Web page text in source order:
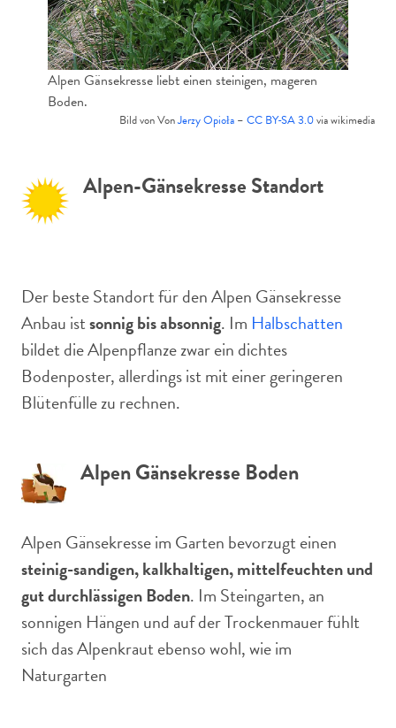
Alpen Gänsekresse liebt einen steinigen, mageren
Boden.
Bild von VonJerzy Opioła – CC BY-SA 3.0via wikimedia
Alpen-Gänsekresse Standort
Der beste Standort für den Alpen Gänsekresse
Anbau istsonnig bis absonnig. Im Halbschatten
bildet die Alpenpflanze zwar ein dichtes
Bodenposter, allerdings ist mit einer geringeren
Blütenfülle zu rechnen.
Alpen Gänsekresse Boden
Alpen Gänsekresse im Garten bevorzugt einen
steinig-sandigen, kalkhaltigen, mittelfeuchten und
gut durchlässigen Boden. Im Steingarten, an
sonnigen Hängen und auf der Trockenmauer fühlt
sich das Alpenkraut ebenso wohl, wie im
Naturgarten